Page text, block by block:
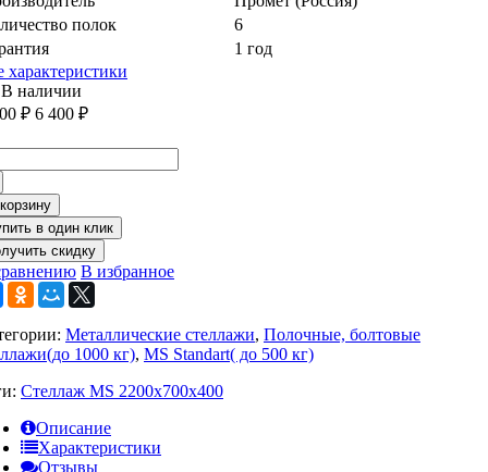
полок
6
1 год
характеристики
наличии
₽ 6 400 ₽
скидку
В избранное
Металлические стеллажи, Полочные, болтовые
1000 кг), MS Standart( до 500 кг)
Стеллаж MS 2200x700x400
Описание
Характеристики
Отзывы